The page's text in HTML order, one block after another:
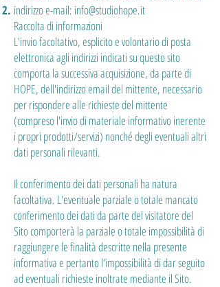
indirizzo e-mail: info@studiohope.it
Raccolta di informazioni
L'invio facoltativo, esplicito e volontario di posta
elettronica agli indirizzi indicati su questo sito
comporta la successiva acquisizione, da parte di
HOPE, dell'indirizzo email del mittente, necessario
per rispondere alle richieste del mittente
(compreso l'invio di materiale informativo inerente
i propri prodotti/servizi) nonché degli eventuali altri
dati personali rilevanti.
Il conferimento dei dati personali ha natura
facoltativa. L'eventuale parziale o totale mancato
conferimento dei dati da parte del visitatore del
Sito comporterà la parziale o totale impossibilità di
raggiungere le finalità descritte nella presente
informativa e pertanto l'impossibilità di dar seguito
ad eventuali richieste inoltrate mediante il Sito.